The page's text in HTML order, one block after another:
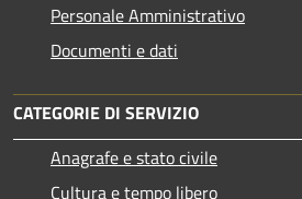
Personale Amministrativo
Documenti e dati
CATEGORIE DI SERVIZIO
Anagrafe e stato civile
Cultura e tempo libero